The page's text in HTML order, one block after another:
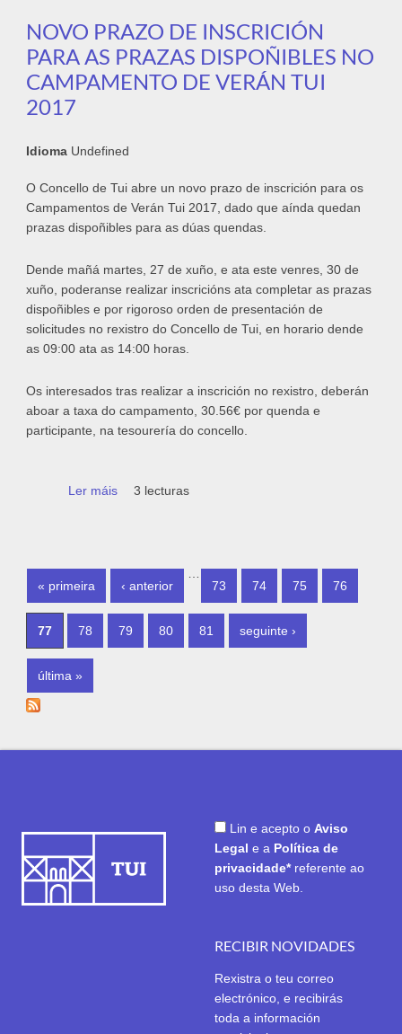
NOVO PRAZO DE INSCRICIÓN
PARA AS PRAZAS DISPOÑIBLES NO
CAMPAMENTO DE VERÁN TUI
2017
Idioma Undefined
O Concello de Tui abre un novo prazo de inscrición para os
Campamentos de Verán Tui 2017, dado que aínda quedan
prazas dispoñibles para as dúas quendas.
Dende mañá martes, 27 de xuño, e ata este venres, 30 de
xuño, poderanse realizar inscricións ata completar as prazas
dispoñibles e por rigoroso orden de presentación de
solicitudes no rexistro do Concello de Tui, en horario dende
as 09:00 ata as 14:00 horas.
Os interesados tras realizar a inscrición no rexistro, deberán
aboar a taxa do campamento, 30.56€ por quenda e
participante, na tesourería do concello.
Ler máis acerca de Novo prazo de inscrición para as
3 lecturas
PÁXINAS
« primeira ‹ anterior
73
74 75 76
77 78 79 80 81 seguinte ›
última »
Lin e acepto o Aviso
Legal e a Política de
privacidade* referente ao
uso desta Web.
RECIBIR NOVIDADES
Rexistra o teu correo
electrónico, e recibirás
toda a información